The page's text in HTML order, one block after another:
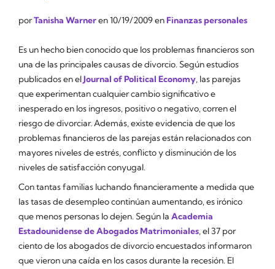
porTanisha Warneren10/19/2009enFinanzas personales
Es un hecho bien conocido que los problemas financieros son
una de las principales causas de divorcio. Según estudios
publicados en elJournal of Political Economy, las parejas
que experimentan cualquier cambio significativo e
inesperado en los ingresos, positivo o negativo, corren el
riesgo de divorciar. Además, existe evidencia de que los
problemas financieros de las parejas están relacionados con
mayores niveles de estrés, conflicto y disminución de los
niveles de satisfacción conyugal.
Con tantas familias luchando financieramente a medida que
las tasas de desempleo continúan aumentando, es irónico
que menos personas lo dejen. Según la Academia
Estadounidense de Abogados Matrimoniales, el 37 por
ciento de los abogados de divorcio encuestados informaron
que vieron una caída en los casos durante la recesión. El